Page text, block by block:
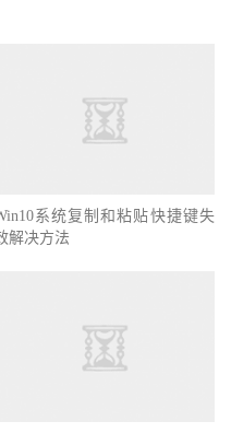
系统复制和粘贴快捷键失
解决方法